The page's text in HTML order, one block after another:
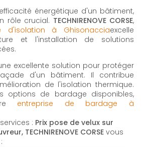
énergétique d'un bâtiment,
rôle crucial. TECHNIRENOVE CORSE,
d'isolation à Ghisonacciaexcelle
et l'installation de solutions
excellente solution pour protéger
d'un bâtiment. Il contribue
de l'isolation thermique.
options de bardage disponibles,
entreprise de bardage à
: Prix pose de velux sur
TECHNIRENOVE CORSE vous